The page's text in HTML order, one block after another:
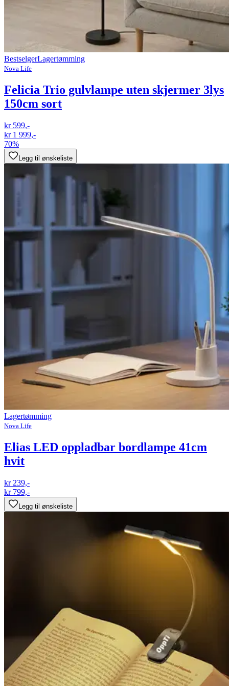
BestselgerLagertømming
Nova Life
Felicia Trio gulvlampe uten skjermer 3lys
150cm sort
kr 599,-
kr 1 999,-
70%
Legg til ønskeliste
Lagertømming
Nova Life
Elias LED oppladbar bordlampe 41cm
hvit
kr 239,-
kr 799,-
Legg til ønskeliste